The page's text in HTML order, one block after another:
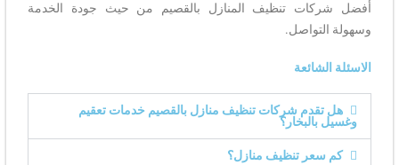
أفضل شركات تنظيف المنازل بالقصيم من حيث جودة الخدمة
وسهولة التواصل.
الاسئلة الشائعة
هل تقدم شركات تنظيف منازل بالقصيم خدمات تعقيم
وغسيل بالبخار؟
كم سعر تنظيف منازل؟